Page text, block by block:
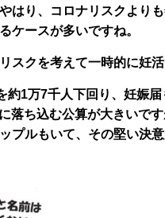
はり、コロナリスクより
ケースが多いですね。
スクを考えて一時的に妊
約1万7千人下回り、妊娠
落ち込む公算が大きいで
プルもいて、その堅い決